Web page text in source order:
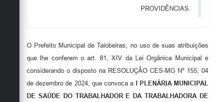
Secretarias
PROVIDÊNCIAS.
O Prefeito Municipal de Taiobeiras, no uso de suas atribuições
que lhe conferem o art. 81, XIV da Lei Orgânica Municipal e
considerando o disposto na RESOLUÇÃO CES-MG Nº 155, 04
de dezembro de 2024, que convoca a
I PLENÁRIA MUNICIPAL
DE SAÚDE DO TRABALHADOR E DA TRABALHADORADE